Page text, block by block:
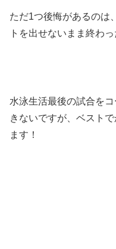
ただ1つ後悔があるのは
トを出せないまま終わ
水泳生活最後の試合を
きないですが、ベスト
ます！